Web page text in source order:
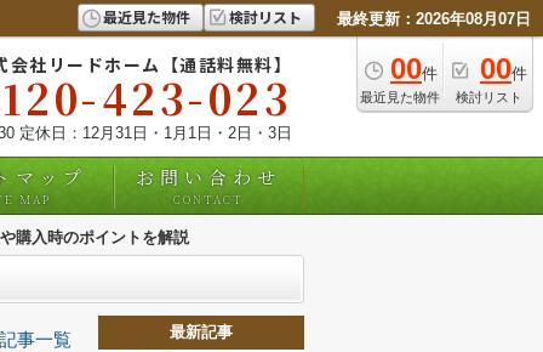
最近見た物件 検討リスト 最終更新：2026年08月07日
00件
最近見た物件
00件
検討リスト
会社リードホーム【通話料無料】
423-023
定休日：12月31日・1月1日・2日・3日
マップ
MAP
お問い合わせ
CONTACT
購入時のポイントを解説
記事一覧
最新記事